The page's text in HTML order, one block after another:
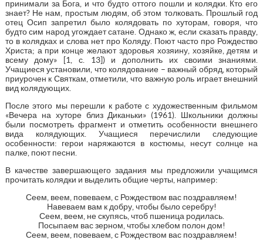
принимали за Бога, и что будто оттого пошли и колядки. Кто его
знает? Не нам, простым людям, об этом толковать. Прошлый год
отец Осип запретил было колядовать по хуторам, говоря, что
будто сим народ угождает сатане. Однако ж, если сказать правду,
то в колядках и слова нет про Коляду. Поют часто про Рождество
Христа; а при конце желают здоровья хозяину, хозяйке, детям и
всему дому» [1, с. 13]) и дополнить их своими знаниями.
Учащиеся установили, что колядование – важный обряд, который
приурочен к Святкам, отметили, что важную роль играет внешний
вид колядующих.
После этого мы перешли к работе с художественным фильмом
«Вечера на хуторе близ Диканьки» (1961). Школьники должны
были посмотреть фрагмент и отметить особенности внешнего
вида колядующих. Учащиеся перечислили следующие
особенности: герои наряжаются в костюмы, несут солнце на
палке, поют песни.
В качестве завершающего задания мы предложили учащимся
прочитать колядки и выделить общие черты, например:
Сеем, веем, повеваем, с Рождеством вас поздравляем!
Навеваем вам к добру, чтобы было серебру!
Сеем, веем, не скупясь, чтоб пшеница родилась.
Посыпаем вас зерном, чтобы хлебом полон дом!
Сеем, веем, повеваем, с Рождеством вас поздравляем!